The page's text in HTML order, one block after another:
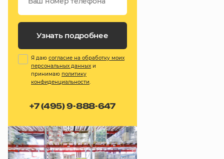
Узнать подробнее
Я даю согласие на обработку моих
персональных данных и
принимаю политику
конфиденциальности.
+7 (495) 9-888-647